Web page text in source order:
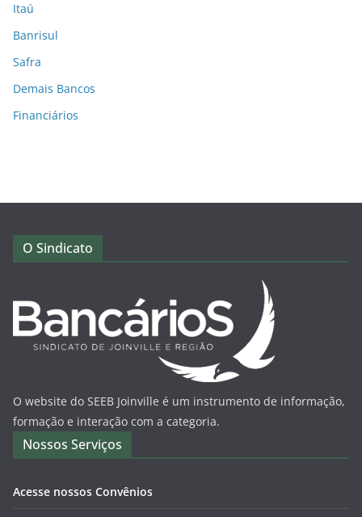
Itaú
Banrisul
Safra
Demais Bancos
Financiários
O Sindicato
O website do SEEB Joinville é um instrumento de informação,
formação e interação com a categoria.
Nossos Serviços
Acesse nossos Convênios